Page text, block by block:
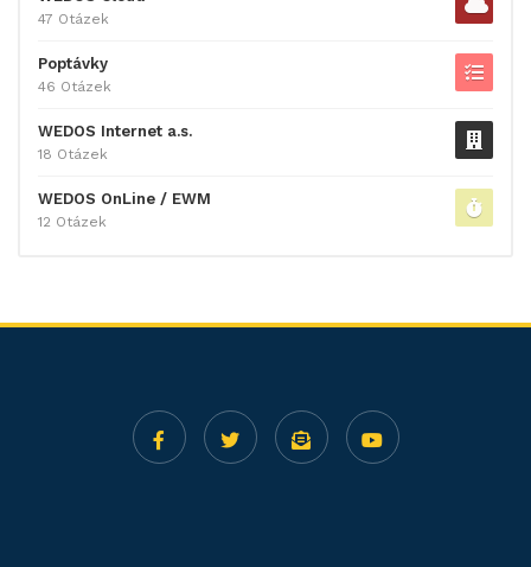
47 Otázek
Poptávky
46 Otázek
WEDOS Internet a.s.
18 Otázek
WEDOS OnLine / EWM
12 Otázek